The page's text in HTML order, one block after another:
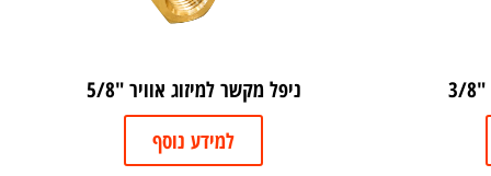
8
ניפל מקשר למיזוג אוויר "5/8
למידע נוסף